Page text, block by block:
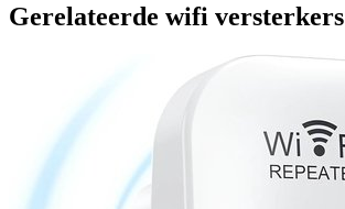
Gerelateerde wifi versterkers